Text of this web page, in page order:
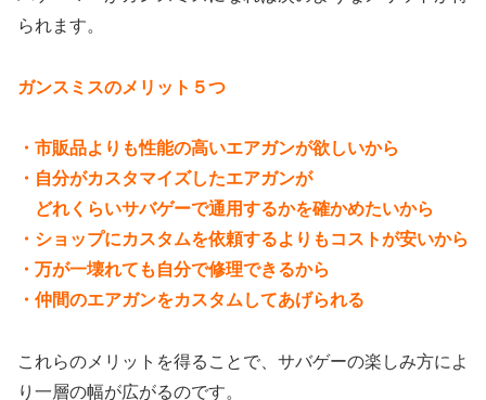
られます。
ガンスミスのメリット５つ
・市販品よりも性能の高いエアガンが欲しいから
・自分がカスタマイズしたエアガンが
どれくらいサバゲーで通用するかを確かめたいから
・ショップにカスタムを依頼するよりもコストが安いから
・万が一壊れても自分で修理できるから
・仲間のエアガンをカスタムしてあげられる
これらのメリットを得ることで、サバゲーの楽しみ方によ
り一層の幅が広がるのです。